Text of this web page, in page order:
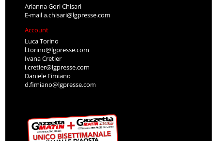
Arianna Gori Chisari
E-maila.chisari@lgpresse.com
Account
Luca Torino
l.torino@lgpresse.com
Ivana Cretier
i.cretier@lgpresse.com
Daniele Fimiano
d.fimiano@lgpresse.com